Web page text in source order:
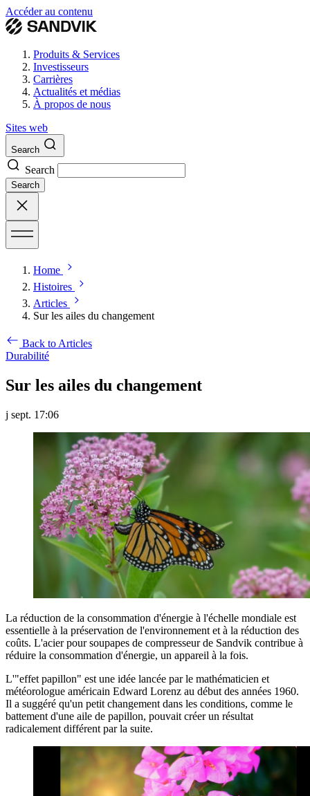
Accéder au contenu
Produits & Services
Investisseurs
Carrières
Actualités et médias
À propos de nous
Sites web
Search
Search
Search
Home
Histoires
Articles
Sur les ailes du changement
Back to Articles
Durabilité
Sur les ailes du changement
j sept. 17:06
La réduction de la consommation d'énergie à l'échelle mondiale est
essentielle à la préservation de l'environnement et à la réduction des
coûts. L'acier pour soupapes de compresseur de Sandvik contribue à
réduire la consommation d'énergie, un appareil à la fois.
L'"effet papillon" est une idée lancée par le mathématicien et
météorologue américain Edward Lorenz au début des années 1960.
Il a suggéré qu'un petit changement dans les conditions, comme le
battement d'une aile de papillon, pouvait créer un résultat
radicalement différent par la suite.